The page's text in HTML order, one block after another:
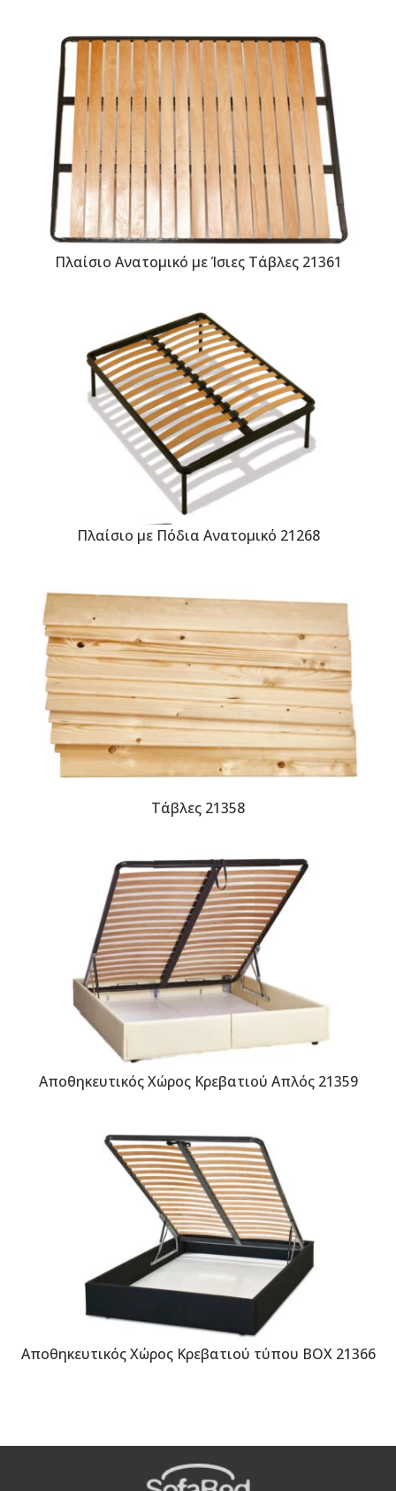
Πλαίσιο Ανατομικό με Ίσιες Τάβλες 21361
Πλαίσιο με Πόδια Ανατομικό 21268
Τάβλες 21358
Αποθηκευτικός Χώρος Κρεβατιού Απλός 21359
Αποθηκευτικός Χώρος Κρεβατιού τύπου BOX 21366